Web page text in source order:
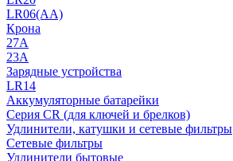
LR06(AA)
Крона
27A
23A
Зарядные устройства
LR14
Аккумуляторные батарейки
Серия CR (для ключей и брелков)
Удлинители, катушки и сетевые фильтры
Сетевые фильтры
Удлинители бытовые